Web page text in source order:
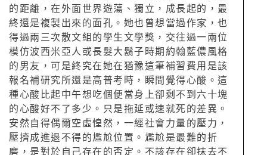
的距離，在外面世界遊蕩、獨立，成長起的，最
終還是複製出來的面孔。她也曾想當過作家，也
得過兩三次散文組的學生文學獎，交往過一兩位
模仿波西米亞人或長髮大鬍子時期約翰藍儂風格
的男友，可是終究在她在猶豫這筆補習費用是該
報名補研究所還是高普考時，瞬間覺得心酸。這
種心酸比起中午想吃個便當身上卻剩不到六十塊
的心酸好不了多少。只是拖延或速就死的差異。
安然自得偶爾空虛惶然，一經社會力量的壓力，
壓擠成進退不得的尷尬位置。尷尬是最難的折
磨，是對於自己存在的否定。不該存在卻抹去不